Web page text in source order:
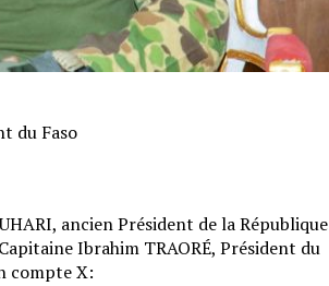
du Faso
ancien Président de la République
Ibrahim TRAORÉ, Président du
compte X: